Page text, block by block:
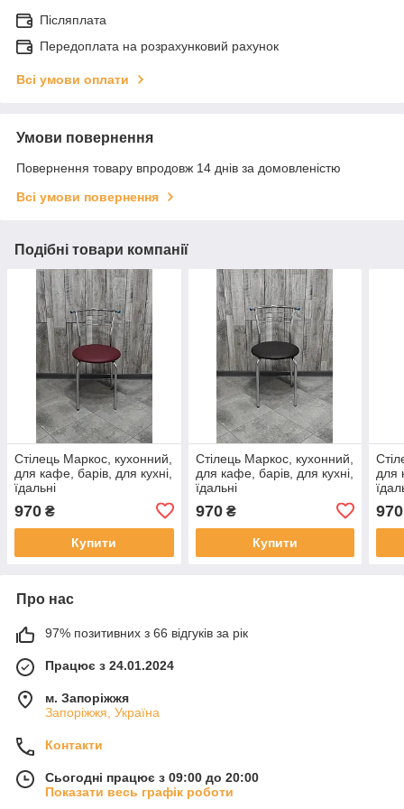
Післяплата
Передоплата на розрахунковий рахунок
Всі умови оплати
Умови повернення
Повернення товару впродовж 14 днів за домовленістю
Всі умови повернення
Подібні товари компанії
Стілець Маркос, кухонний,
для кафе, барів, для кухні,
їдальні
970 ₴
Купити
Стілець Маркос, кухонний,
для кафе, барів, для кухні,
їдальні
970₴
Купити
для
970
Про нас
97% позитивних з 66 відгуків за рік
Працює з 24.01.2024
м. Запоріжжя
Запоріжжя, Україна
Контакти
Сьогодні працює з 09:00 до 20:00
Показати весь графік роботи